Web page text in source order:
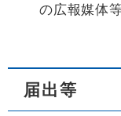
の広報媒体
届出等